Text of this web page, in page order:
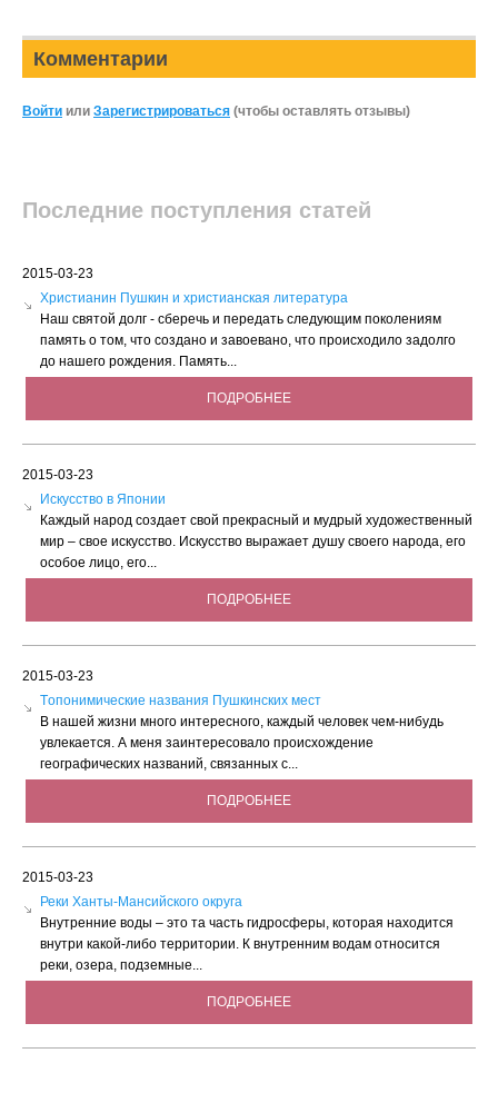
Комментарии
Войти или Зарегистрироваться (чтобы оставлять отзывы)
Последние поступления статей
2015-03-23
Христианин Пушкин и христианская литература
Наш святой долг - сберечь и передать следующим поколениям
память о том, что создано и завоевано, что происходило задолго
до нашего рождения. Память...
ПОДРОБНЕЕ
2015-03-23
Искусство в Японии
Каждый народ создает свой прекрасный и мудрый художественный
мир – свое искусство. Искусство выражает душу своего народа, его
особое лицо, его...
ПОДРОБНЕЕ
2015-03-23
Tопонимические названия Пушкинских мест
В нашей жизни много интересного, каждый человек чем-нибудь
увлекается. А меня заинтересовало происхождение
географических названий, связанных с...
ПОДРОБНЕЕ
2015-03-23
Реки Ханты-Мансийского округа
Внутренние воды – это та часть гидросферы, которая находится
внутри какой-либо территории. К внутренним водам относится
реки, озера, подземные...
ПОДРОБНЕЕ